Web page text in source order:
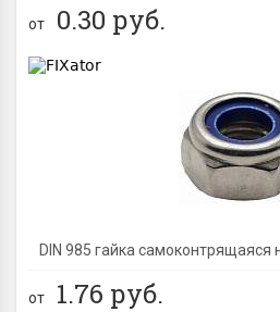
от 0.30 руб.
DIN 985 гайка
от 1.76 руб.